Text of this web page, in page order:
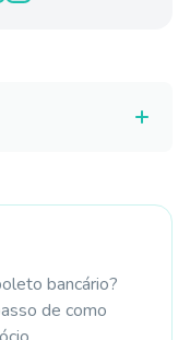
bancário?
de como